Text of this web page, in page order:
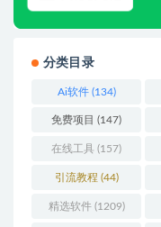
分类目录
Ai软件(134)
免费项目 (147)
在线工具 (157)
引流教程 (44)
精选软件(1209)